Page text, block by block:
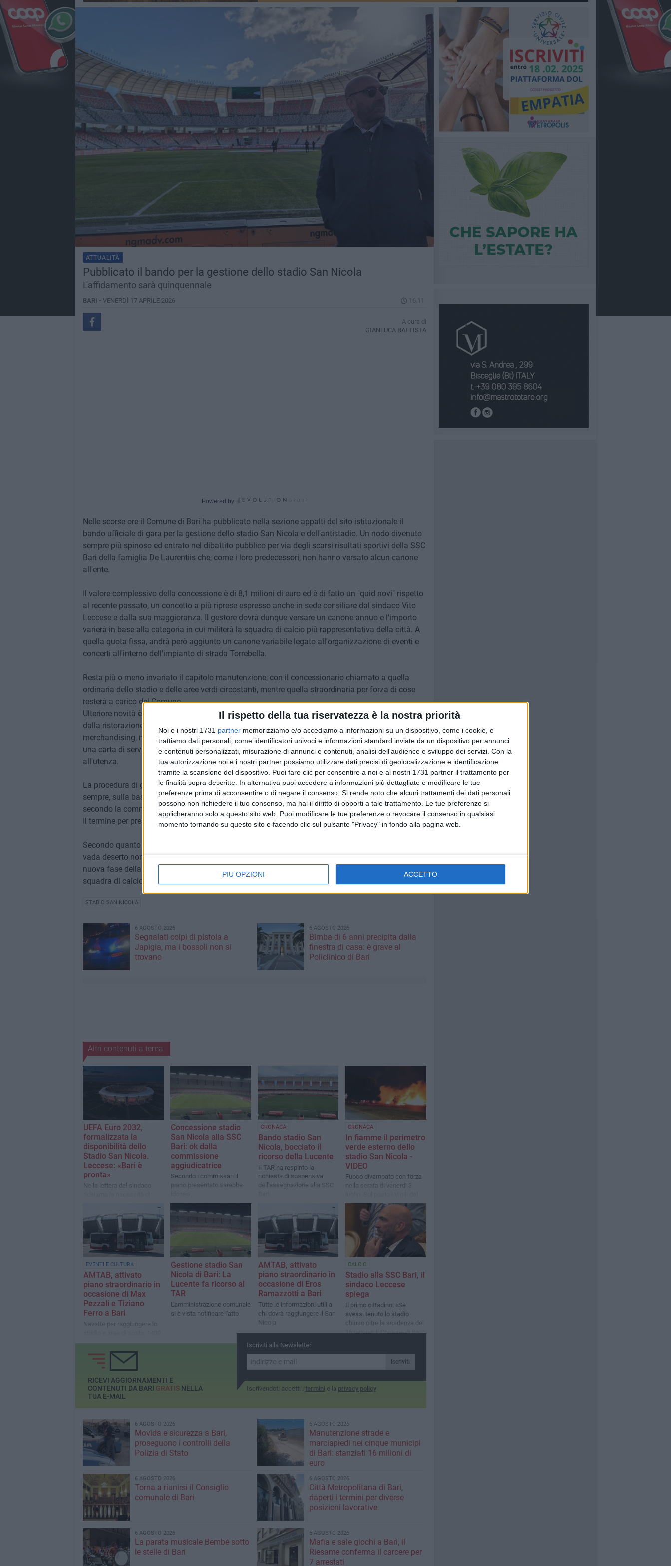
Il rispetto della tua riservatezza è la nostra priorità
Noi e i nostri 1731 partner memorizziamo e/o accediamo a informazioni su un dispositivo, come i cookie, e
trattiamo dati personali, come identificatori univoci e informazioni standard inviate da un dispositivo per annunci
e contenuti personalizzati, misurazione di annunci e contenuti, analisi dell'audience e sviluppo dei servizi. Con la
tua autorizzazione noi e i nostri partner possiamo utilizzare dati precisi di geolocalizzazione e identificazione
tramite la scansione del dispositivo. Puoi fare clic per consentire a noi e ai nostri 1731 partner il trattamento per
le finalità sopra descritte. In alternativa puoi accedere a informazioni più dettagliate e modificare le tue
preferenze prima di acconsentire o di negare il consenso. Si rende noto che alcuni trattamenti dei dati personali
possono non richiedere il tuo consenso, ma hai il diritto di opporti a tale trattamento. Le tue preferenze si
applicheranno solo a questo sito web. Puoi modificare le tue preferenze o revocare il consenso in qualsiasi
momento tornando su questo sito e facendo clic sul pulsante "Privacy" in fondo alla pagina web.
PIÙ OPZIONI ACCETTO
ATTUALITÀ
Pubblicato il bando per la gestione dello stadio San Nicola
L'affidamento sarà quinquennale
BARI - VENERDÌ 17 APRILE 2026 16.11
A cura di
GIANLUCA BATTISTA
Powered by
Nelle scorse ore il Comune di Bari ha pubblicato nella sezione appalti del sito istituzionale il
bando ufficiale di gara per la gestione dello stadio San Nicola e dell'antistadio. Un nodo divenuto
sempre più spinoso ed entrato nel dibattito pubblico per via degli scarsi risultati sportivi della SSC
Bari della famiglia De Laurentiis che, come i loro predecessori, non hanno versato alcun canone
all'ente.
Il valore complessivo della concessione è di 8,1 milioni di euro ed è di fatto un "quid novi" rispetto
al recente passato, un concetto a più riprese espresso anche in sede consiliare dal sindaco Vito
Leccese e dalla sua maggioranza. Il gestore dovrà dunque versare un canone annuo e l'importo
varierà in base alla categoria in cui militerà la squadra di calcio più rappresentativa della città. A
quella quota fissa, andrà però aggiunto un canone variabile legato all'organizzazione di eventi e
concerti all'interno dell'impianto di strada Torrebella.
Resta più o meno invariato il capitolo manutenzione, con il concessionario chiamato a quella
ordinaria dello stadio e delle aree verdi circostanti, mentre quella straordinaria per forza di cose
resterà a carico del Comune.
Ulteriore novità è rappresentata dalla possibilità di sviluppare per il gestore servizi complementari,
dalla ristorazione alle attività ricreative e culturali, fino alla gestione degli spazi pubblicitari e del
merchandising, ma con obbligo entro due mesi dalla stipula del contratto con l'Ente di pubblicare
una carta di servizi con gli indicazione degli standard qualitativi che si intendono fornire
all'utenza.
La procedura di gara è aperta e la gestione dello stadio San Nicola sarà affidata, come avviene
sempre, sulla base dell'offerta economicamente più vantaggiosa. Sarà premiato il progetto che,
secondo la commissione, darà prospettive qualitative maggiori.
Il termine per presentare domanda è fissato per le ore 9.00 del 18 maggio prossimo.
Secondo quanto raccolto dalla nostra redazione dagli amministratori, il pericolo che il bando
vada deserto non dovrebbe esserci e lo stadio San Nicola potrebbe iniziare ad entrare in una
nuova fase della sua presenza sul territorio barese. In tanti si augurano legato ai successi della
squadra di calcio.
STADIO SAN NICOLA
6 AGOSTO 2026
Segnalati colpi di pistola a
Japigia, ma i bossoli non si
trovano
6 AGOSTO 2026
Bimba di 6 anni precipita dalla
finestra di casa: è grave al
Policlinico di Bari
Altri contenuti a tema
UEFA Euro 2032,
formalizzata la
disponibilità dello
Stadio San Nicola.
Leccese: «Bari è
pronta»
Nella lettera del sindaco
sostenibile sotto il profilo
economico
Concessione stadio
San Nicola alla SSC
Bari: ok dalla
commissione
aggiudicatrice
Secondo i commissari il
piano presentato sarebbe
CRONACA
Bando stadio San
Nicola, bocciato il
ricorso della Lucente
Il TAR ha respinto la
richiesta di sospensiva
dell'assegnazione alla SSC
CRONACA
In fiamme il perimetro
verde esterno dello
stadio San Nicola -
VIDEO
Fuoco divampato con forza
nella serata di venerdì 3
Fuoco
EVENTI E CULTURA
AMTAB, attivato
piano straordinario in
occasione di Max
Pezzali e Tiziano
Ferro a Bari
Navette per raggiungere lo
posti auto nel Polipark
Gestione stadio San
Nicola di Bari: La
Lucente fa ricorso al
TAR
L'amministrazione comunale
si è vista notificare l'atto
AMTAB, attivato
piano straordinario in
occasione di Eros
Ramazzotti a Bari
Tutte le informazioni utili a
chi dovrà raggiungere il San
Nicola
CALCIO
Stadio alla SSC Bari, il
sindaco Leccese
spiega
Il primo cittadino: «Se
avessi tenuto lo stadio
chiuso oltre la scadenza del
16 giugno, il Comune di Bari
ottime probabilità di
Iscriviti alla Newsletter
Iscriviti
Iscrivendoti accetti i termini e la privacy policy
RICEVI AGGIORNAMENTI E
CONTENUTI DA BARI GRATISNELLA
TUA E-MAIL
6 AGOSTO 2026
Movida e sicurezza a Bari,
proseguono i controlli della
Polizia di Stato
6 AGOSTO 2026
Manutenzione strade e
marciapiedi nei cinque municipi
di Bari: stanziati 16 milioni di
euro
6 AGOSTO 2026
Torna a riunirsi il Consiglio
comunale di Bari
6 AGOSTO 2026
Città Metropolitana di Bari,
riaperti i termini per diverse
posizioni lavorative
6 AGOSTO 2026
La parata musicale Bembé sotto
le stelle di Bari
5 AGOSTO 2026
Mafia e sale giochi a Bari, il
Riesame conferma il carcere per
7 arrestati